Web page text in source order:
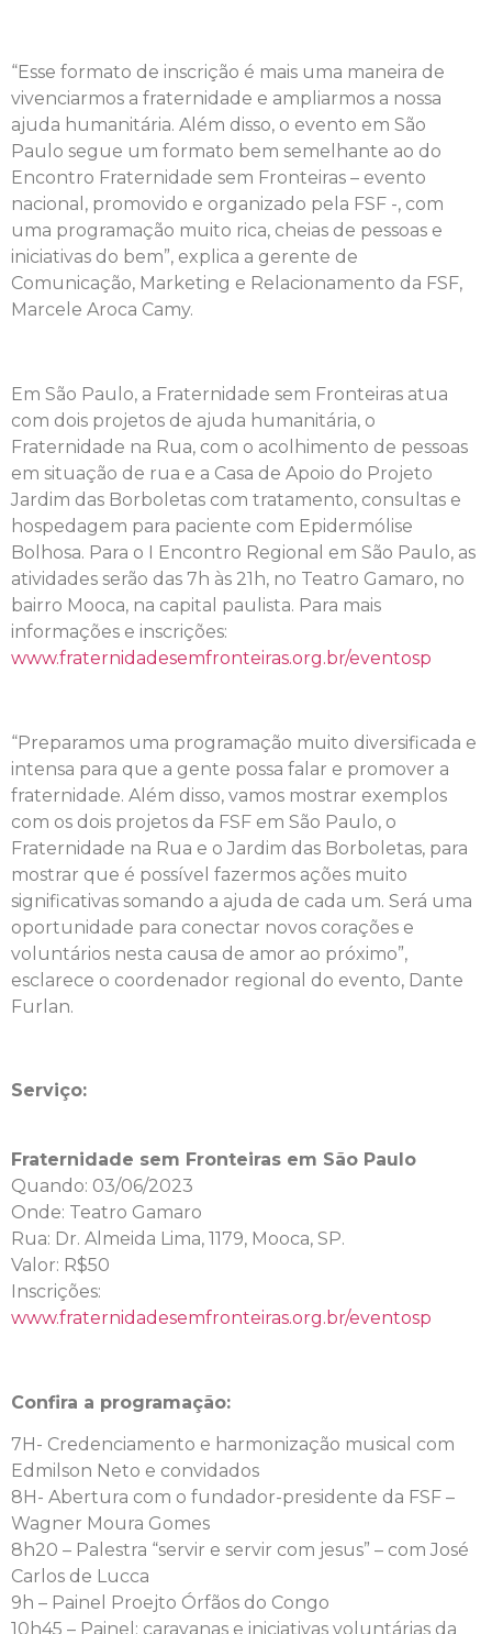
“Esse formato de inscrição é mais uma maneira de
vivenciarmos a fraternidade e ampliarmos a nossa
ajuda humanitária. Além disso, o evento em São
Paulo segue um formato bem semelhante ao do
Encontro Fraternidade sem Fronteiras – evento
nacional, promovido e organizado pela FSF -, com
uma programação muito rica, cheias de pessoas e
iniciativas do bem”, explica a gerente de
Comunicação, Marketing e Relacionamento da FSF,
Marcele Aroca Camy.
Em São Paulo, a Fraternidade sem Fronteiras atua
com dois projetos de ajuda humanitária, o
Fraternidade na Rua, com o acolhimento de pessoas
em situação de rua e a Casa de Apoio do Projeto
Jardim das Borboletas com tratamento, consultas e
hospedagem para paciente com Epidermólise
Bolhosa. Para o I Encontro Regional em São Paulo, as
atividades serão das 7h às 21h, no Teatro Gamaro, no
bairro Mooca, na capital paulista. Para mais
informações e inscrições:
www.fraternidadesemfronteiras.org.br/eventosp
“Preparamos uma programação muito diversificada e
intensa para que a gente possa falar e promover a
fraternidade. Além disso, vamos mostrar exemplos
com os dois projetos da FSF em São Paulo, o
Fraternidade na Rua e o Jardim das Borboletas, para
mostrar que é possível fazermos ações muito
significativas somando a ajuda de cada um. Será uma
oportunidade para conectar novos corações e
voluntários nesta causa de amor ao próximo”,
esclarece o coordenador regional do evento, Dante
Furlan.
Serviço:
Fraternidade sem Fronteiras em São Paulo
Quando: 03/06/2023
Onde: Teatro Gamaro
Rua: Dr. Almeida Lima, 1179, Mooca, SP.
Valor: R$50
Inscrições:
www.fraternidadesemfronteiras.org.br/eventosp
Confira a programação:
7H- Credenciamento e harmonização musical com
Edmilson Neto e convidados
8H- Abertura com o fundador-presidente da FSF –
Wagner Moura Gomes
8h20 – Palestra “servir e servir com jesus” – com José
Carlos de Lucca
9h – Painel Proejto Órfãos do Congo
10h45 – Painel: caravanas e iniciativas voluntárias da